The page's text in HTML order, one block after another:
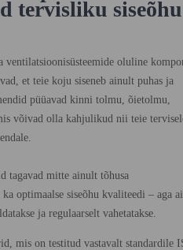
veebist osta usaldusväärseid
tervisliku siseõhu
ventilatsioonisüsteemide oluline
et teie koju siseneb ainult puhas ja
püüavad kinni tolmu, õietolmu,
võivad olla kahjulikud nii teie
tagavad mitte ainult tõhusa
optimaalse siseõhu kvaliteedi – aga
ja regulaarselt vahetatakse.
mis on testitud vastavalt standardile